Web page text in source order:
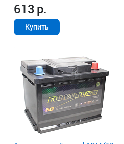
613р.
Купить